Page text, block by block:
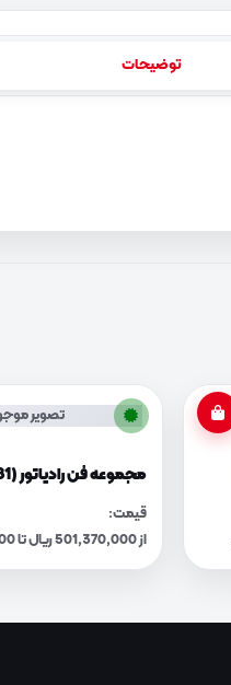
توضیحات
تصویر
مجموعه فن رادیاتور (253801F381)
قیمت:
از 501,370,000 ریال تا 521,830,000 ریال